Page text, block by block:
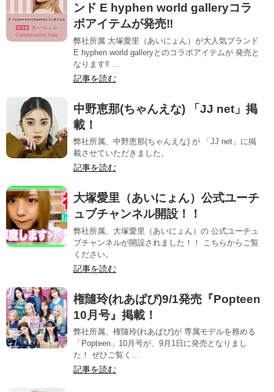
ンド E hyphen world galleryコラ
ボアイテムが発売‼️
弊社所属 大塚愛里（あいにょん）が大人気ブランド
E hyphen world galleryとのコラボアイテムが 発売と
なります‼️ ...
記事を読む
中野恵那(ちゃんえな) 「JJ net」掲
載！
弊社所属、中野恵那(ちゃんえな) が 「JJ net」に掲
載させていただきました。
記事を読む
大塚愛里（あいにょん）公式ユーチ
ュブチャンネル開設！！
弊社所属、大塚愛里（あいにょん）の 公式ユーチュ
ブチャンネルが開設されました！！ こちらからご覧
ください。
記事を読む
権隨玲(れあぱぴ)9/1発売『Popteen
10月号』掲載！
弊社所属、権隨玲(れあぱぴ)が 専属モデルを務める
「Popteen」10月号が、9月1日に発売となりまし
た！ ぜひご覧く...
記事を読む